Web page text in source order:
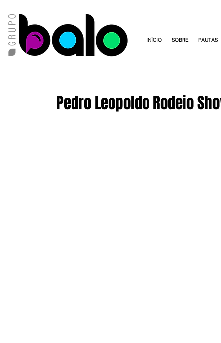
INÍCIO SOBRE PAUTAS
Pedro Leopoldo Rodeio